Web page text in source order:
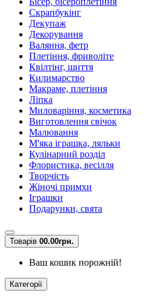
Скрапбукінг
Декупаж
Декорування
Валяння, фетр
Плетіння, фриволіте
Квілтінг, шиття
Килимарство
Макраме, плетіння
Ліпка
Миловаріння, косметика
Виготовлення свічок
Малювання
М'яка іграшка, ляльки
Кулінарний розділ
Флористика, весілля
Творчість
Жіночі примхи
Іграшки
Подарунки, свята
Товарів 00.00грн.
Ваш кошик порожній!
Категорії